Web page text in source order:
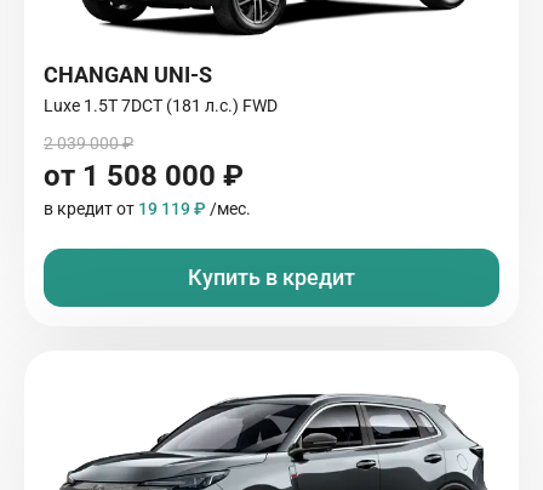
CHANGAN UNI-S
Luxe 1.5T 7DCT (181 л.с.) FWD
2 039 000 ₽
от 1 508 000 ₽
в кредит от 19 119 ₽ /мес.
Купить в кредит